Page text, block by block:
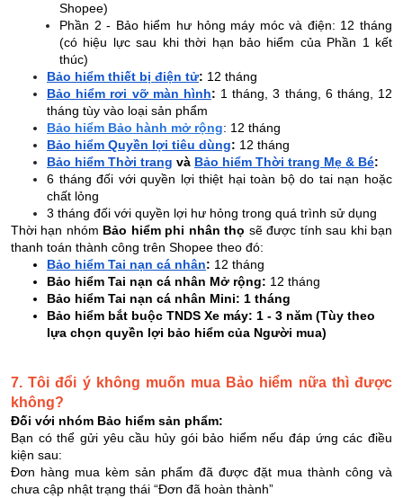
Shopee)
Phần 2 - Bảo hiểm hư hỏng máy móc và điện: 12 tháng
(có hiệu lực sau khi thời hạn bảo hiểm của Phần 1 kết
thúc)
Bảo hiểm thiết bị điện tử: 12 tháng
Bảo hiểm rơi vỡ màn hình: 1 tháng, 3 tháng, 6 tháng, 12
tháng tùy vào loại sản phẩm
Bảo hiểm Bảo hành mở rộng: 12 tháng
Bảo hiểm Quyền lợi tiêu dùng: 12 tháng
Bảo hiểm Thời trang và Bảo hiểm Thời trang Mẹ & Bé:
6 tháng đối với quyền lợi thiệt hại toàn bộ do tai nạn hoặc
chất lỏng
3 tháng đối với quyền lợi hư hỏng trong quá trình sử dụng
Thời hạn nhóm Bảo hiểm phi nhân thọ sẽ được tính sau khi bạn
thanh toán thành công trên Shopee theo đó:
Bảo hiểm Tai nạn cá nhân: 12 tháng
Bảo hiểm Tai nạn cá nhân Mở rộng: 12 tháng
Bảo hiểm Tai nạn cá nhân Mini: 1 tháng
Bảo hiểm bắt buộc TNDS Xe máy: 1 - 3 năm (Tùy theo
lựa chọn quyền lợi bảo hiểm của Người mua)
7. Tôi đổi ý không muốn mua Bảo hiểm nữa thì được
không?
Đối với nhóm Bảo hiểm sản phẩm:
Bạn có thể gửi yêu cầu hủy gói bảo hiểm nếu đáp ứng các điều
kiện sau:
Đơn hàng mua kèm sản phẩm đã được đặt mua thành công và
chưa cập nhật trạng thái “Đơn đã hoàn thành”